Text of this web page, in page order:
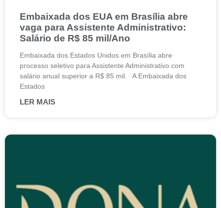
Embaixada dos EUA em Brasília abre
vaga para Assistente Administrativo:
Salário de R$ 85 mil/Ano
Embaixada dos Estados Unidos em Brasília abre
processo seletivo para Assistente Administrativo com
salário anual superior a R$ 85 mil. A Embaixada dos
Estados
LER MAIS